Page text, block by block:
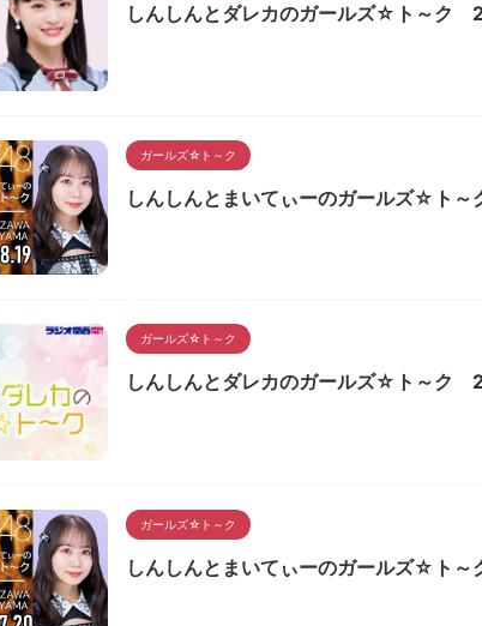
しんしんとダレカのガールズ☆ト～ク
ガールズ☆ト～ク
しんしんとまいてぃーのガールズ☆ト
ガールズ☆ト～ク
しんしんとダレカのガールズ☆ト～ク
ガールズ☆ト～ク
しんしんとまいてぃーのガールズ☆ト